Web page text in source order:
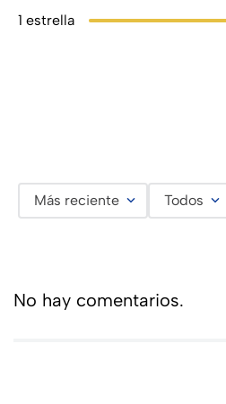
1 estrella
Más reciente Todos
No hay comentarios.